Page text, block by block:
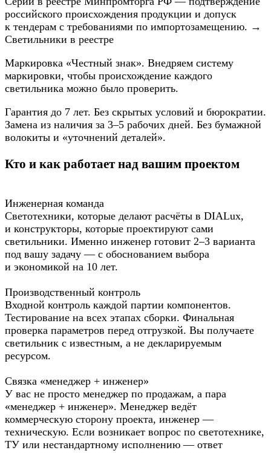
российского происхождения продукции и допуск
к тендерам с требованиями по импортозамещению. →
Светильники в реестре
Маркировка «Честный знак». Внедряем систему
маркировки, чтобы происхождение каждого
светильника можно было проверить.
Гарантия до 7 лет. Без скрытых условий и бюрократии.
Замена из наличия за 3–5 рабочих дней. Без бумажной
волокиты и «уточнений деталей».
Кто и как работает над вашим проектом
Инженерная команда
Светотехники, которые делают расчёты в DIALux,
и конструкторы, которые проектируют сами
светильники. Именно инженер готовит 2–3 варианта
под вашу задачу — с обоснованием выбора
и экономикой на 10 лет.
Производственный контроль
Входной контроль каждой партии компонентов.
Тестирование на всех этапах сборки. Финальная
проверка параметров перед отгрузкой. Вы получаете
светильник с известным, а не декларируемым
ресурсом.
Связка «менеджер + инженер»
У вас не просто менеджер по продажам, а пара
«менеджер + инженер». Менеджер ведёт
коммерческую сторону проекта, инженер —
техническую. Если возникает вопрос по светотехнике,
ТУ или нестандартному исполнению — ответ